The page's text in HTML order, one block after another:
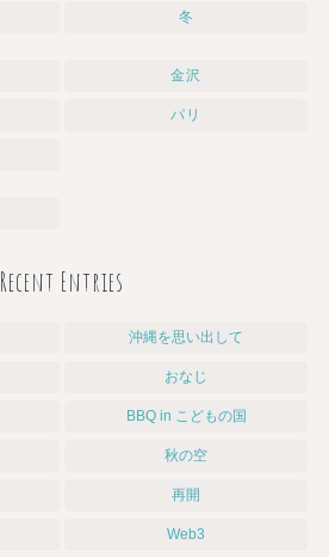
冬
金沢
パリ
Recent Entries
沖縄を思い出して
おなじ
BBQ in こどもの国
秋の空
再開
Web3